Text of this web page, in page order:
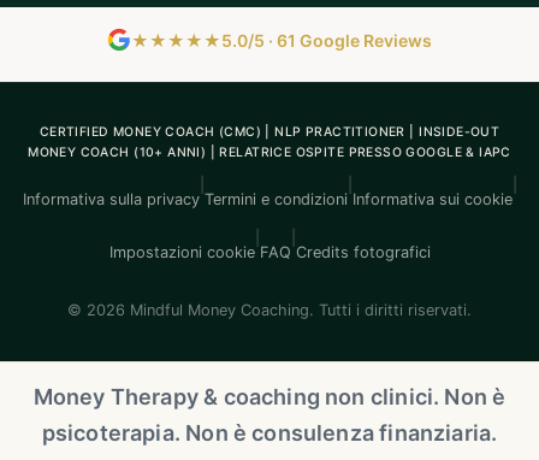
★★★★★5.0/5 · 61 Google Reviews
CERTIFIED MONEY COACH (CMC) | NLP PRACTITIONER | INSIDE-OUT
MONEY COACH (10+ ANNI) | RELATRICE OSPITE PRESSO GOOGLE & IAPC
Informativa sulla privacy Termini e condizioni Informativa sui cookie
Impostazioni cookie FAQ Credits fotografici
© 2026 Mindful Money Coaching. Tutti i diritti riservati.
Money Therapy & coaching non clinici. Non è
psicoterapia. Non è consulenza finanziaria.